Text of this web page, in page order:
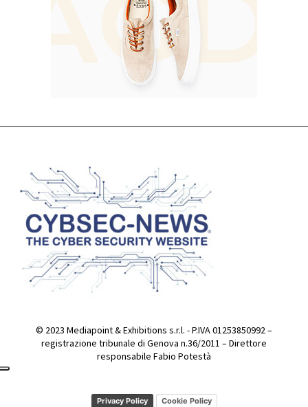
© 2023 Mediapoint & Exhibitions s.r.l. - P.IVA 01253850992 –
registrazione tribunale di Genova n.36/2011 – Direttore
responsabile Fabio Potestà
Privacy Policy Cookie Policy